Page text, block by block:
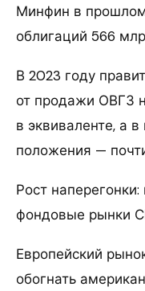
Минфин в
облигаций 566
В 2023 году
от продажи ОВГЗ
в эквиваленте, а
положения —
Рост
фондовые рынки
Европейский
обогнать